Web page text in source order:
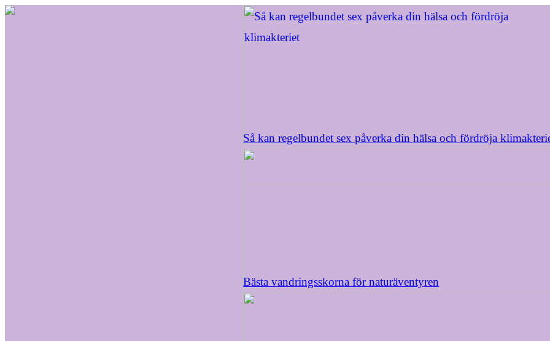
Så kan regelbundet sex påverka din hälsa och fördröja
Bästa vandringsskorna för naturäventyren